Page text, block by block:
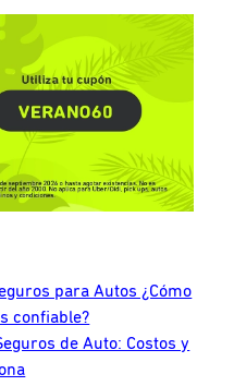
para Autos ¿Cómo
confiable?
de Auto: Costos y